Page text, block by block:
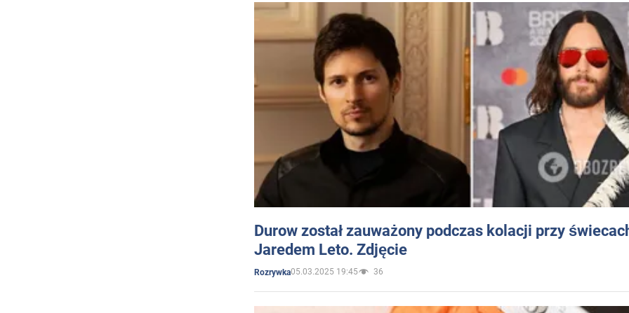
Durow został zauważony podczas kolacji przy
Jaredem Leto. Zdjęcie
Rozrywka05.03.2025 19:45 36